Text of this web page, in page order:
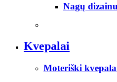
Nagų
Kvepalai
Moteriški